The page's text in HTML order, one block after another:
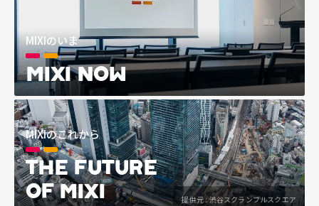
MIXIのいま
MIXI NOW
MIXIのこれから
THE FUTURE
OF MIXI
提供元 : 渋谷スクランブルスクエア